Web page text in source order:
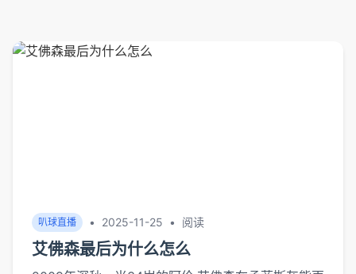
叭球直播 • 2025-11-25 • 阅读
艾佛森最后为什么怎么